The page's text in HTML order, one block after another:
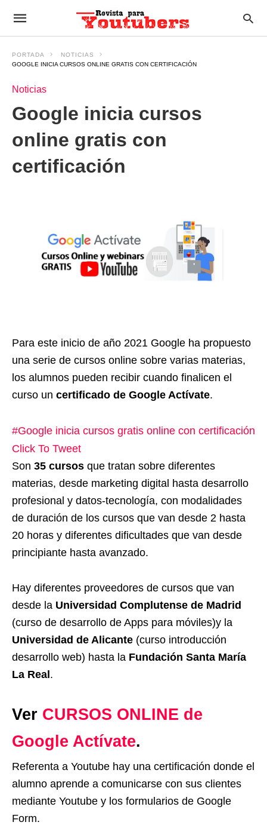
PORTADA
NOTICIAS
GOOGLE INICIA CURSOS ONLINE GRATIS CON CERTIFICACIÓN
Noticias
Google inicia cursos
online gratis con
certificación
Para este inicio de año 2021 Google ha propuesto
una serie de cursos online sobre varias materias,
los alumnos pueden recibir cuando finalicen el
curso un certificado de Google Actívate.
#Google inicia cursos gratis online con certificación
Click To Tweet
Son 35 cursos que tratan sobre diferentes
materias, desde marketing digital hasta desarrollo
profesional y datos-tecnología, con modalidades
de duración de los cursos que van desde 2 hasta
20 horas y diferentes dificultades que van desde
principiante hasta avanzado.
Hay diferentes proveedores de cursos que van
desde la Universidad Complutense de Madrid
(curso de desarrollo de Apps para móviles)y la
Universidad de Alicante (curso introducción
desarrollo web) hasta la Fundación Santa María
La Real.
Ver CURSOS ONLINE de
Google Actívate.
Referenta a Youtube hay una certificación donde el
alumno aprende a comunicarse con sus clientes
mediante Youtube y los formularios de Google
Form.